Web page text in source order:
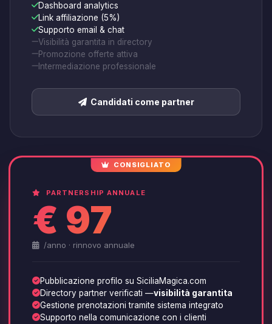
Dashboard analytics
Link affiliazione (5%)
Supporto email & chat
Visibilità garantita in directory
Promozione offerte attiva
Intermediazione professionale
Candidati come partner
CONSIGLIATO
PARTNERSHIP ANNUALE
€ 97
/anno · rinnovo annuale
Pubblicazione profilo su SiciliaMagica.com
Directory partner verificati —visibilità garantita
Gestione prenotazioni tramite sistema integrato
Supporto nella comunicazione con i clienti